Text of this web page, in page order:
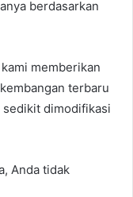
berdasarkan
memberikan
terbaru
sedikit dimodifikasi
Anda tidak